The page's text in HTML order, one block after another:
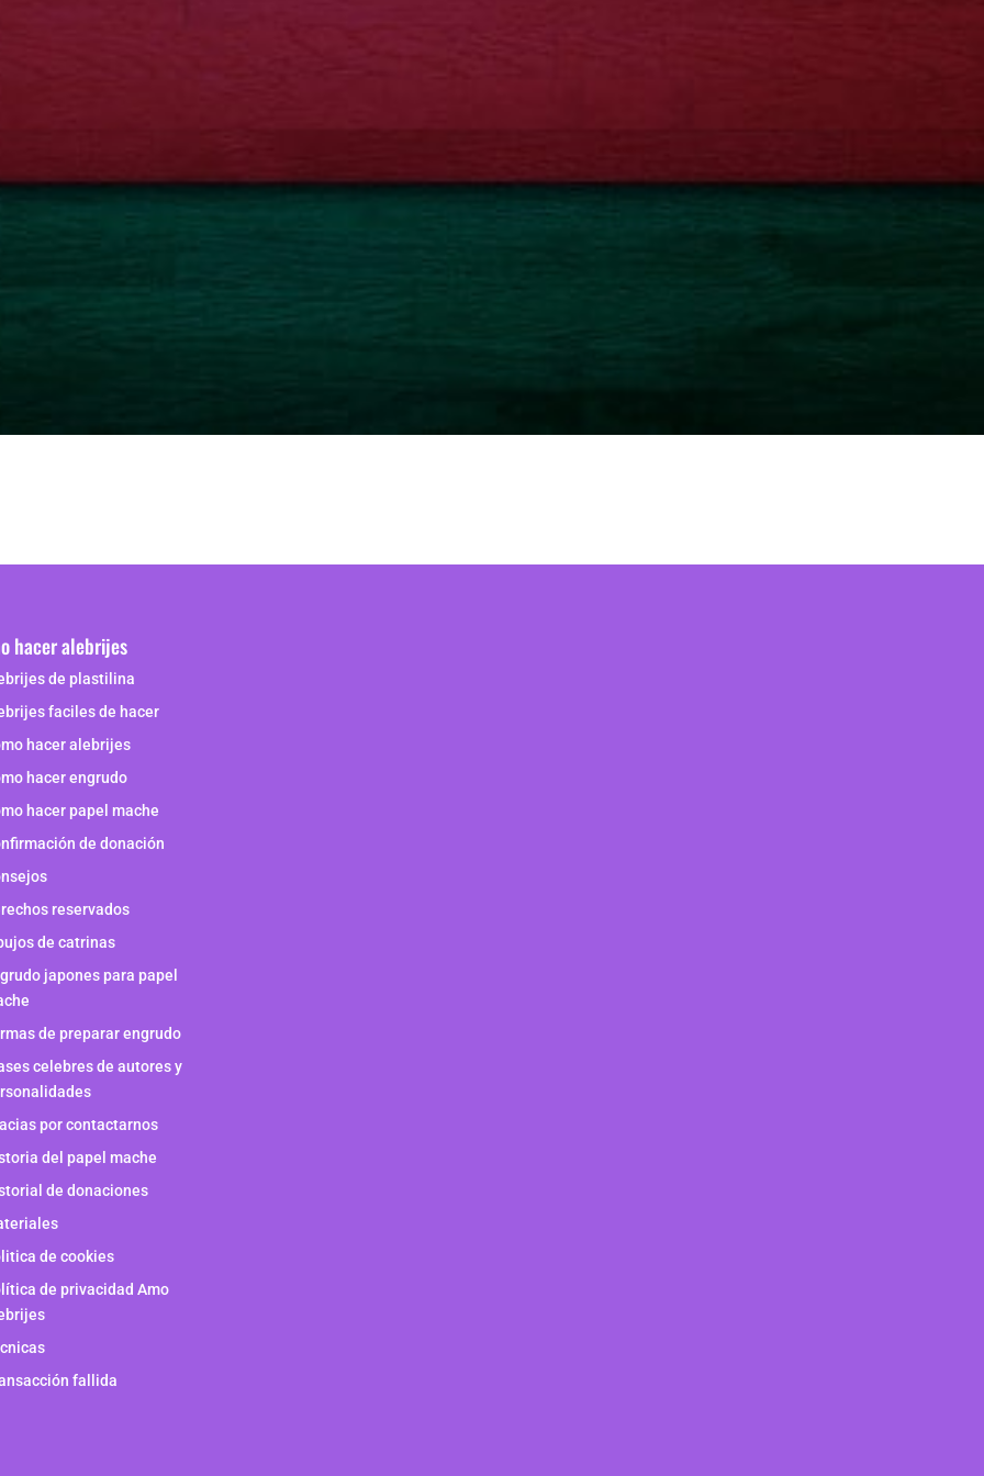
hacer alebrijes
de plastilina
faciles de hacer
hacer alebrijes
hacer engrudo
hacer papel mache
de donación
reservados
de catrinas
japones para papel
de preparar engrudo
celebres de autores y
por contactarnos
del papel mache
de donaciones
de cookies
de privacidad Amo
fallida